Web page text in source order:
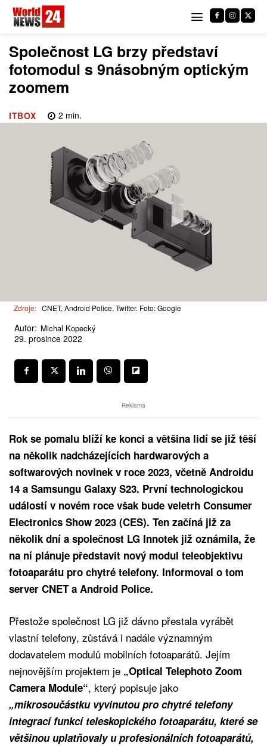
Společnost LG brzy představí
fotomodul s 9násobným optickým
zoomem
ITBOX 2 min.
Zdroje: CNET, Android Police, Twitter. Foto: Google
Autor: Michal Kopecký
29. prosince 2022
Reklama
Rok se pomalu blíží ke konci a většina lidí se již těší
na několik nadcházejících hardwarových a
softwarových novinek v roce 2023, včetně Androidu
14 a Samsungu Galaxy S23. První technologickou
událostí v novém roce však bude veletrh Consumer
Electronics Show 2023 (CES). Ten začíná již za
několik dní a společnost LG Innotek již oznámila, že
na ní plánuje představit nový modul teleobjektivu
fotoaparátu pro chytré telefony. Informoval o tom
server CNET a Android Police.
Přestože společnost LG již dávno přestala vyrábět
vlastní telefony, zůstává i nadále významným
dodavatelem modulů mobilních fotoaparátů. Jejím
nejnovějším projektem je „Optical Telephoto Zoom
Camera Module“, který popisuje jako
„mikrosoučástku vyvinutou pro chytré telefony
integrací funkcí teleskopického fotoaparátu, které se
většinou uplatňovaly u profesionálních fotoaparátů,